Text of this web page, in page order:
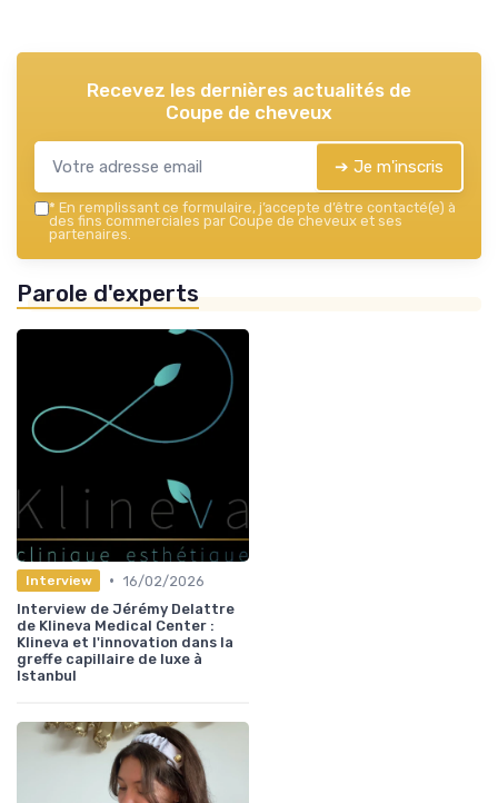
Recevez les dernières actualités de
Coupe de cheveux
➔ Je m'inscris
* En remplissant ce formulaire, j’accepte d’être contacté(e) à
des fins commerciales par Coupe de cheveux et ses
partenaires.
Parole d'experts
Interview • 16/02/2026
Interview de Jérémy Delattre
de Klineva Medical Center :
Klineva et l'innovation dans la
greffe capillaire de luxe à
Istanbul